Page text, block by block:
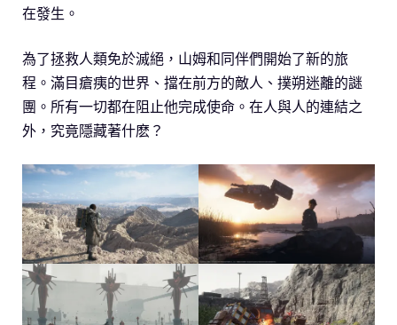
在發生。
為了拯救人類免於滅絕，山姆和同伴們開始了新的旅
程。滿目瘡痍的世界、擋在前方的敵人、撲朔迷離的謎
團。所有一切都在阻止他完成使命。在人與人的連結之
外，究竟隱藏著什麽？